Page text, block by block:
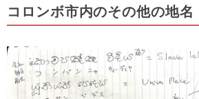
コロンボ市内のその他の地名